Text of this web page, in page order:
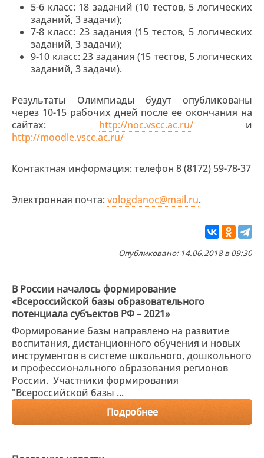
5-6 класс: 18 заданий (10 тестов, 5 логических
заданий, 3 задачи);
7-8 класс: 23 задания (15 тестов, 5 логических
заданий, 3 задачи);
9-10 класс: 23 задания (15 тестов, 5 логических
заданий, 3 задачи).
Результаты Олимпиады будут опубликованы
через 10-15 рабочих дней после ее окончания на
сайтах: http://noc.vscc.ac.ru/и
http://moodle.vscc.ac.ru/
Контактная информация: телефон 8 (8172) 59-78-37
Электронная почта: vologdanoc@mail.ru.
Опубликовано: 14.06.2018 в 09:30
В России началось формирование
«Всероссийской базы образовательного
потенциала субъектов РФ – 2021»
Формирование базы направлено на развитие
воспитания, дистанционного обучения и новых
инструментов в системе школьного, дошкольного
и профессионального образования регионов
России. Участники формирования
"Всероссийской базы ...
Подробнее